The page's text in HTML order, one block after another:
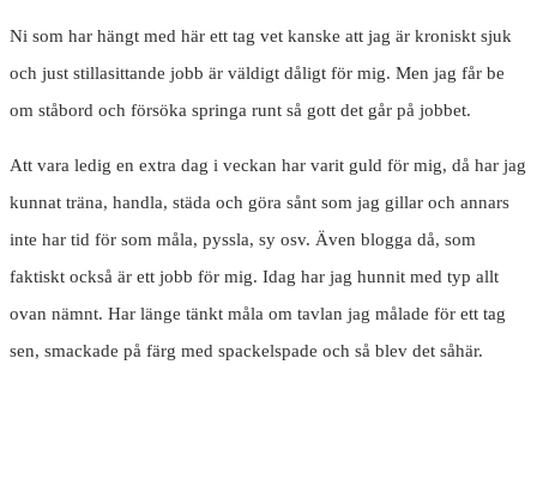
Ni som har hängt med här ett tag vet kanske att jag är kroniskt sjuk
och just stillasittande jobb är väldigt dåligt för mig. Men jag får be
om ståbord och försöka springa runt så gott det går på jobbet.
Att vara ledig en extra dag i veckan har varit guld för mig, då har jag
kunnat träna, handla, städa och göra sånt som jag gillar och annars
inte har tid för som måla, pyssla, sy osv. Även blogga då, som
faktiskt också är ett jobb för mig. Idag har jag hunnit med typ allt
ovan nämnt. Har länge tänkt måla om tavlan jag målade för ett tag
sen, smackade på färg med spackelspade och så blev det såhär.